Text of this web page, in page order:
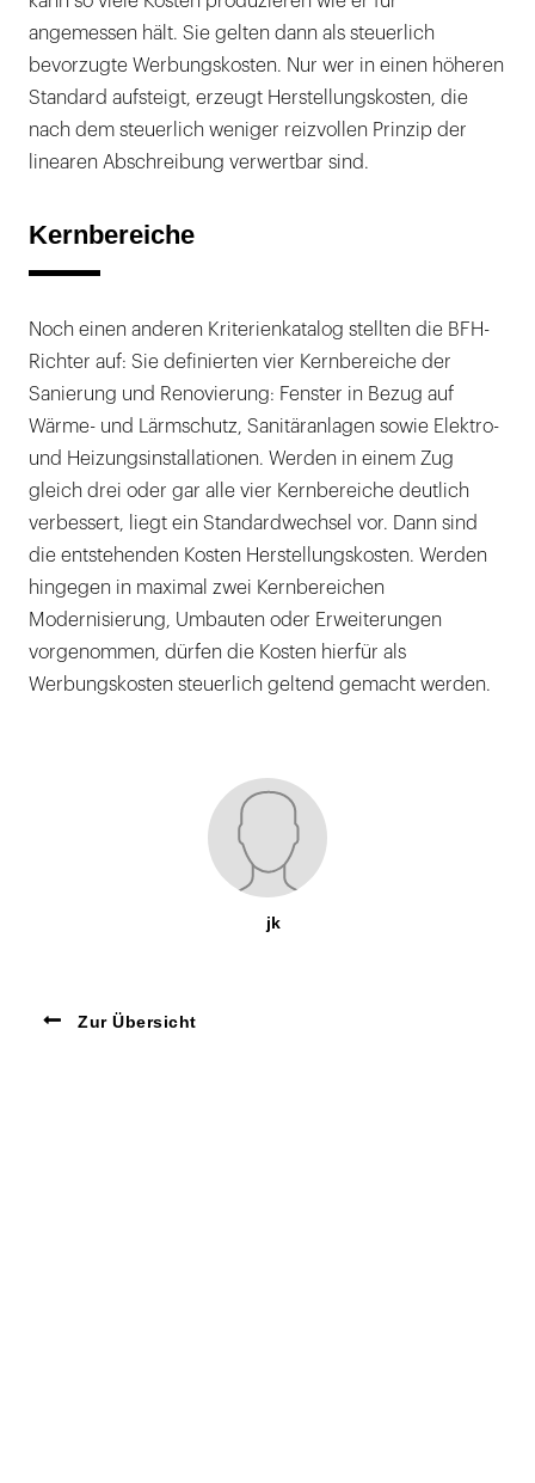
angemessen hält. Sie gelten dann als steuerlich
bevorzugte Werbungskosten. Nur wer in einen höheren
Standard aufsteigt, erzeugt Herstellungskosten, die
nach dem steuerlich weniger reizvollen Prinzip der
linearen Abschreibung verwertbar sind.
Kernbereiche
Noch einen anderen Kriterienkatalog stellten die BFH-
Richter auf: Sie definierten vier Kernbereiche der
Sanierung und Renovierung: Fenster in Bezug auf
Wärme- und Lärmschutz, Sanitäranlagen sowie Elektro-
und Heizungsinstallationen. Werden in einem Zug
gleich drei oder gar alle vier Kernbereiche deutlich
verbessert, liegt ein Standardwechsel vor. Dann sind
die entstehenden Kosten Herstellungskosten. Werden
hingegen in maximal zwei Kernbereichen
Modernisierung, Umbauten oder Erweiterungen
vorgenommen, dürfen die Kosten hierfür als
Werbungskosten steuerlich geltend gemacht werden.
jk
Zur Übersicht